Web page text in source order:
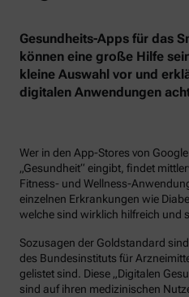
Gesundheits-Apps für das
können eine große Hilfe
kleine Auswahl vor und
digitalen Anwendungen
Wer in den App-Stores von
„Gesundheit“ eingibt, findet
Fitness- und Wellness-
einzelnen Erkrankungen wie
welche sind wirklich hilfreich und
Sozusagen der Goldstandard
des Bundesinstituts für
gelistet sind. Diese „Digitalen
sind auf ihren medizinischen